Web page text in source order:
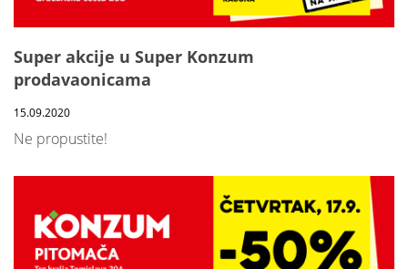
Super akcije u Super Konzum
prodavaonicama
15.09.2020
Ne propustite!